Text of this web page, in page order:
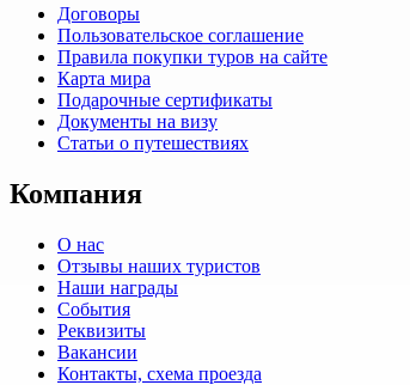
Договоры
Пользовательское соглашение
Правила покупки туров на сайте
Карта мира
Подарочные сертификаты
Документы на визу
Статьи о путешествиях
Компания
О нас
Отзывы наших туристов
Наши награды
События
Реквизиты
Вакансии
Контакты, схема проезда